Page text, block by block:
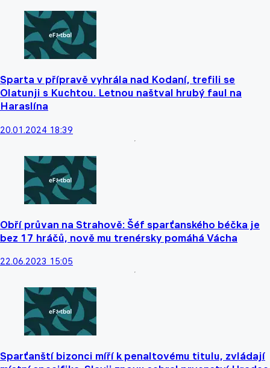
Sparta v přípravě vyhrála nad Kodaní, trefili se
Olatunji s Kuchtou. Letnou naštval hrubý faul na
Haraslína
20.01.2024 18:39
Obří průvan na Strahově: Šéf sparťanského béčka je
bez 17 hráčů, nově mu trenérsky pomáhá Vácha
22.06.2023 15:05
Sparťanští bizonci míří k penaltovému titulu, zvládají